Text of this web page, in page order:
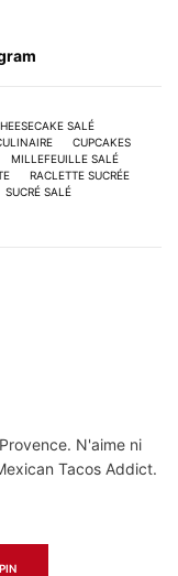
SALÉ
CUPCAKES
MILLEFEUILLE SALÉ
RACLETTE SUCRÉE
SUCRÉ SALÉ
N'aime ni
Tacos Addict.
PIN